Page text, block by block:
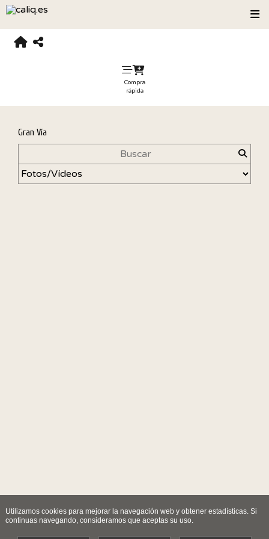
Compra
rápida
Gran Vía
Utilizamos cookies para mejorar la navegación web y obtener estadísticas. Si
continuas navegando, consideramos que aceptas su uso.